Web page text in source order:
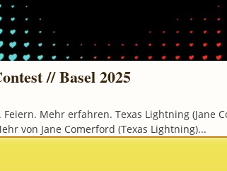
// Basel 2025
Mehr erfahren. Texas Lightning (Jane
von Jane Comerford (Texas Lightning)...